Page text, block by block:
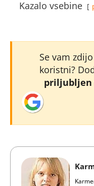
Kazalo vsebine
Se vam
koristni?
priljubljen